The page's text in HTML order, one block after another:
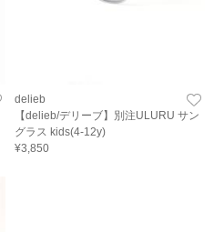
delieb
【delieb/デリーブ】別注ULURU サン
グラス kids(4-12y)
¥3,850